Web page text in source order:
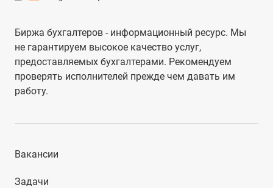
Биржа бухгалтеров - информационный ресурс. Мы
не гарантируем высокое качество услуг,
предоставляемых бухгалтерами. Рекомендуем
проверять исполнителей прежде чем давать им
работу.
Вакансии
Задачи